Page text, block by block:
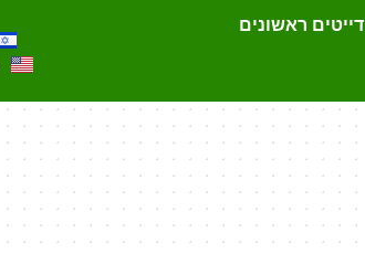
דייטים ראשונים